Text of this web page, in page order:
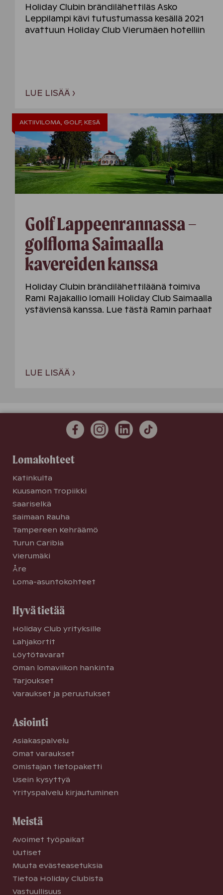
Holiday Clubin brändilähettiläs Asko
Leppilampi kävi tutustumassa kesällä 2021
avattuun Holiday Club Vierumäen hotelliin
LUE LISÄÄ ›
AKTIIVILOMA, GOLF, KESÄ
Golf Lappeenrannassa –
golfloma Saimaalla
kavereiden kanssa
Holiday Clubin brändilähettiläänä toimiva
Rami Rajakallio lomaili Holiday Club Saimaalla
ystäviensä kanssa. Lue tästä Ramin parhaat
LUE LISÄÄ ›
Lomakohteet
Katinkulta
Kuusamon Tropiikki
Saariselkä
Saimaan Rauha
Tampereen Kehräämö
Turun Caribia
Vierumäki
Åre
Loma-asuntokohteet
Hyvä tietää
Holiday Club yrityksille
Lahjakortit
Löytötavarat
Oman lomaviikon hankinta
Tarjoukset
Varaukset ja peruutukset
Asiointi
Asiakaspalvelu
Omat varaukset
Omistajan tietopaketti
Usein kysyttyä
Yrityspalvelu kirjautuminen
Meistä
Avoimet työpaikat
Uutiset
Muuta evästeasetuksia
Tietoa Holiday Clubista
Vastuullisuus